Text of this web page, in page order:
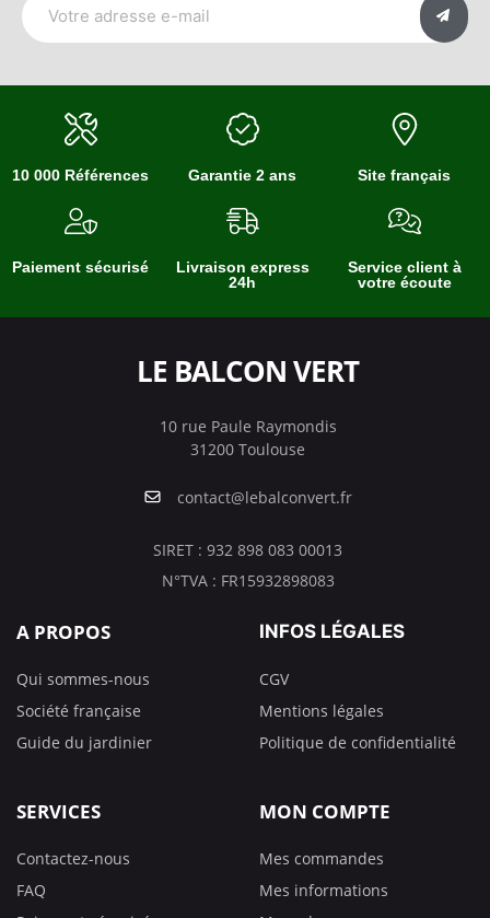
10 000 Références Garantie 2 ans Site français
Paiement sécurisé
Livraison express
24h
Service client à
votre écoute
LE BALCON VERT
10 rue Paule Raymondis
31200 Toulouse
contact@lebalconvert.fr
SIRET : 932 898 083 00013
N°TVA : FR15932898083
A PROPOS
Qui sommes-nous
Société française
Guide du jardinier
INFOS LÉGALES
CGV
Mentions légales
Politique de confidentialité
SERVICES
Contactez-nous
FAQ
MON COMPTE
Mes commandes
Mes informations